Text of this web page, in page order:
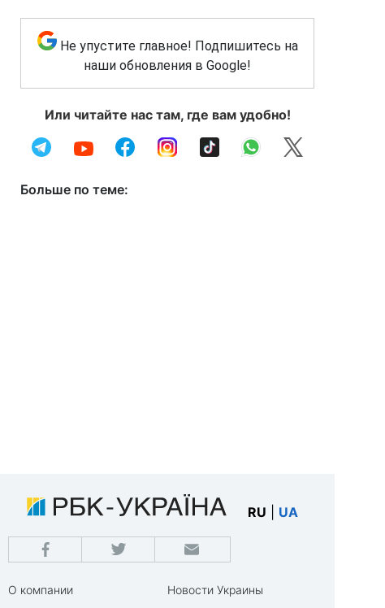
Не упустите главное! Подпишитесь на
наши обновления в Google!
Или читайте нас там, где вам удобно!
Больше по теме:
RU UA
О компании
Новости Украины